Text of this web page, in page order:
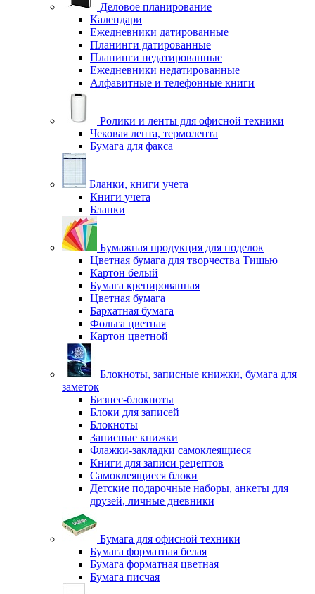
Деловое планирование
Календари
Ежедневники датированные
Планинги датированные
Планинги недатированные
Ежедневники недатированные
Алфавитные и телефонные книги
Ролики и ленты для офисной техники
Чековая лента, термолента
Бумага для факса
Бланки, книги учета
Книги учета
Бланки
Бумажная продукция для поделок
Цветная бумага для творчества Тишью
Картон белый
Бумага крепированная
Цветная бумага
Бархатная бумага
Фольга цветная
Картон цветной
Блокноты, записные книжки, бумага для
заметок
Бизнес-блокноты
Блоки для записей
Блокноты
Записные книжки
Флажки-закладки самоклеящиеся
Книги для записи рецептов
Самоклеящиеся блоки
Детские подарочные наборы, анкеты для
друзей, личные дневники
Бумага для офисной техники
Бумага форматная белая
Бумага форматная цветная
Бумага писчая